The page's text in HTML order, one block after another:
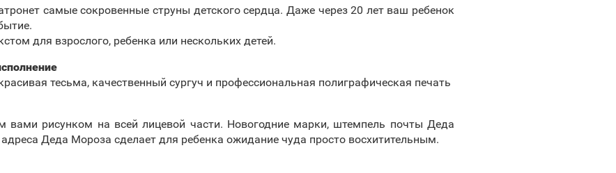
самые сокровенные струны детского сердца. Даже через 20 лет ваш ребенок
для взрослого, ребенка или нескольких детей.
тесьма, качественный сургуч и профессиональная полиграфическая печать
вами рисунком на всей лицевой части. Новогодние марки, штемпель почты Деда
Деда Мороза сделает для ребенка ожидание чуда просто восхитительным.